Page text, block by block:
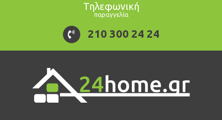
Τηλεφωνική
παραγγελία
210 300 24 24